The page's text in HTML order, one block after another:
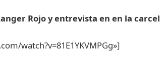
Rojoyentrevista en en la carcel
watch?v=81E1YKVMPGg»]